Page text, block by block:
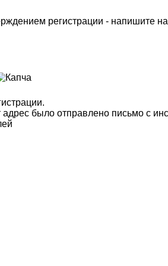
регистрации - напишите
было отправлено письмо с